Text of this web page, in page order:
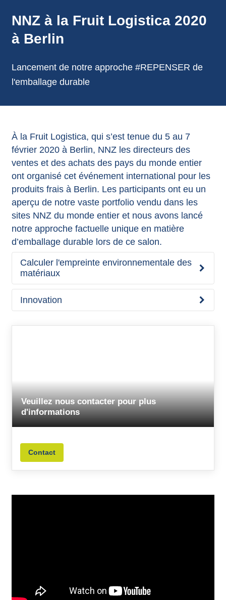
NNZ à la Fruit Logistica 2020
à Berlin
Lancement de notre approche #REPENSER de
l'emballage durable
À la Fruit Logistica, qui s’est tenue du 5 au 7
février 2020 à Berlin, NNZ les directeurs des
ventes et des achats des pays du monde entier
ont organisé cet événement international pour les
produits frais à Berlin. Les participants ont eu un
aperçu de notre vaste portfolio vendu dans les
sites NNZ du monde entier et nous avons lancé
notre approche factuelle unique en matière
d’emballage durable lors de ce salon.
Calculer l'empreinte environnementale des
matériaux
Innovation
Veuillez nous contacter pour plus
d'informations
Contact